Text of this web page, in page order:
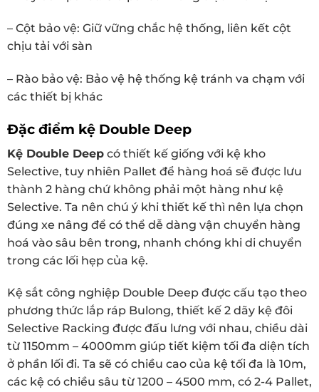
– Cột bảo vệ: Giữ vững chắc hệ thống, liên kết cột
chịu tải với sàn
– Rào bảo vệ: Bảo vệ hệ thống kệ tránh va chạm với
các thiết bị khác
Đặc điểm kệ Double Deep
Kệ Double Deep có thiết kế giống với kệ kho
Selective, tuy nhiên Pallet để hàng hoá sẽ được lưu
thành 2 hàng chứ không phải một hàng như kệ
Selective. Ta nên chú ý khi thiết kế thì nên lựa chọn
đúng xe nâng để có thể dễ dàng vận chuyển hàng
hoá vào sâu bên trong, nhanh chóng khi di chuyển
trong các lối hẹp của kệ.
Kệ sắt công nghiệp Double Deep được cấu tạo theo
phương thức lắp ráp Bulong, thiết kế 2 dãy kệ đôi
Selective Racking được đấu lưng với nhau, chiều dài
từ 1150mm – 4000mm giúp tiết kiệm tối đa diện tích
ở phần lối đi. Ta sẽ có chiều cao của kệ tối đa là 10m,
các kệ có chiều sâu từ 1200 – 4500 mm, có 2-4 Pallet,